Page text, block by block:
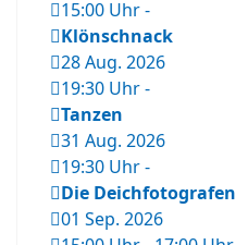
15:00 Uhr-
Klönschnack
28 Aug. 2026
19:30 Uhr-
Tanzen
31 Aug. 2026
19:30 Uhr-
Die Deichfotografen
01 Sep. 2026